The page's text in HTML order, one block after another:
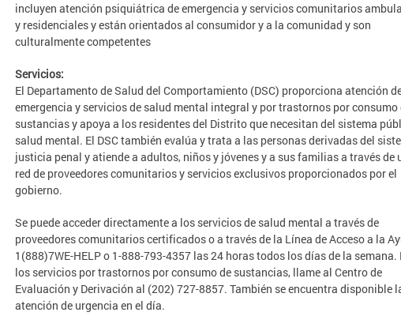
incluyen atención psiquiátrica de emergencia y servicios comunitarios
y residenciales y están orientados al consumidor y a la comunidad y son
culturalmente competentes
Servicios:
El Departamento de Salud del Comportamiento (DSC) proporciona atención
emergencia y servicios de salud mental integral y por trastornos por consumo
sustancias y apoya a los residentes del Distrito que necesitan del sistema
salud mental. El DSC también evalúa y trata a las personas derivadas del
justicia penal y atiende a adultos, niños y jóvenes y a sus familias a través de
red de proveedores comunitarios y servicios exclusivos proporcionados por el
gobierno.
Se puede acceder directamente a los servicios de salud mental a través de
proveedores comunitarios certificados o a través de la Línea de Acceso a la
1(888)7WE-HELP o 1-888-793-4357 las 24 horas todos los días de la semana.
los servicios por trastornos por consumo de sustancias, llame al Centro de
Evaluación y Derivación al (202) 727-8857. También se encuentra disponible
atención de urgencia en el día.